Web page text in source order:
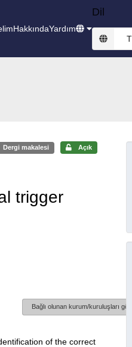
HakkındaYardım
Dil
Dergi makalesi Açık
trigger
Bağlı olunan kurum/kuruluşları
of the correct